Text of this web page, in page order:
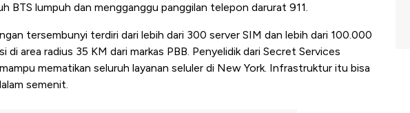
BTS lumpuh dan mengganggu panggilan telepon darurat 911.
tersembunyi terdiri dari lebih dari 300 server SIM dan lebih dari 100.000
di area radius 35 KM dari markas PBB. Penyelidik dari Secret Services
mematikan seluruh layanan seluler di New York. Infrastruktur itu bisa
semenit.